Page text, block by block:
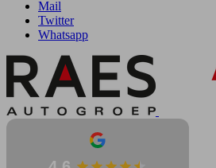
Mail
Twitter
Whatsapp